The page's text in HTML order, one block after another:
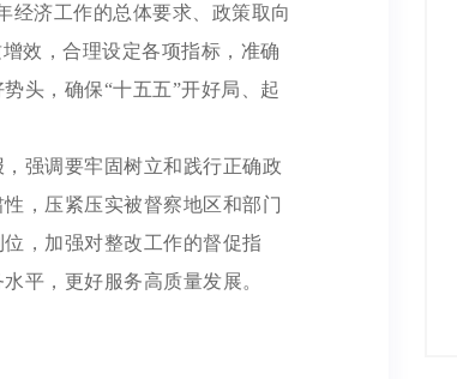
经济工作的总体要求、政策取向
效，合理设定各项指标，准确
头，确保“十五五”开好局、起
强调要牢固树立和践行正确政
，压紧压实被督察地区和部门
，加强对整改工作的督促指
平，更好服务高质量发展。